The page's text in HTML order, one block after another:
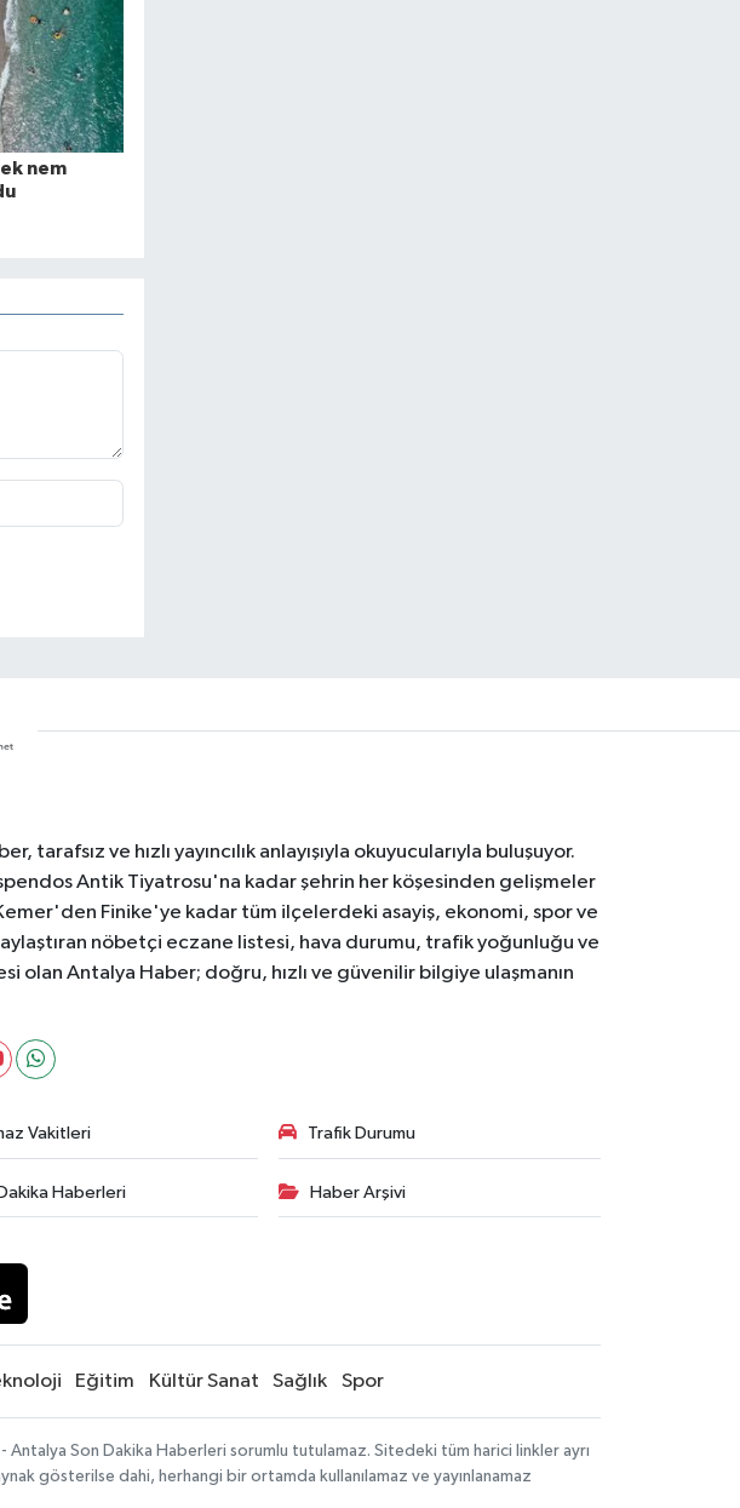
nem
ve hızlı yayıncılık anlayışıyla okuyucularıyla buluşuyor.
Antik Tiyatrosu'na kadar şehrin her köşesinden gelişmeler
Finike'ye kadar tüm ilçelerdeki asayiş, ekonomi, spor ve
nöbetçi eczane listesi, hava durumu, trafik yoğunluğu ve
olan Antalya Haber; doğru, hızlı ve güvenilir bilgiye ulaşmanın
Vakitleri Trafik Durumu
Haberleri Haber Arşivi
Eğitim Kültür Sanat Sağlık Spor
Antalya Son Dakika Haberleri sorumlu tutulamaz. Sitedeki tüm harici linkler ayrı
gösterilse dahi, herhangi bir ortamda kullanılamaz ve yayınlanamaz